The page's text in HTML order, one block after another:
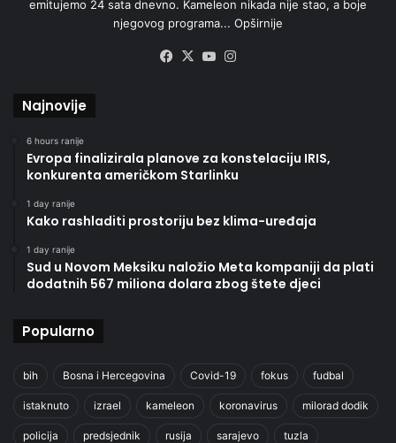
emitujemo 24 sata dnevno. Kameleon nikada nije stao, a boje
njegovog programa... Opširnije
Facebook
X YouTube
Najnovije
6 hours ranije
Evropa finalizirala planove za konstelaciju IRIS,
konkurenta američkom Starlinku
1 day ranije
Kako rashladiti prostoriju bez klima-uređaja
1 day ranije
Sud u Novom Meksiku naložio Meta kompaniji da plati
dodatnih 567 miliona dolara zbog štete djeci
Popularno
bih Bosna i Hercegovina Covid-19 fokus fudbal
istaknuto izrael kameleon koronavirus milorad dodik
policija predsjednik rusija sarajevo tuzla